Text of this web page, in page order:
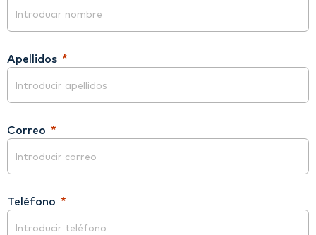
Apellidos
Correo
Teléfono